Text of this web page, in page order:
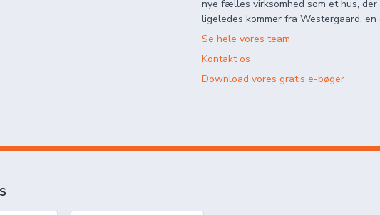
nye fælles virksomhed som et hus,
ligeledes kommer fra Westergaard,
Se hele vores team
Kontakt os
Download vores gratis e-bøger